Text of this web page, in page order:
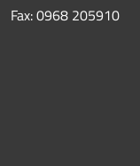
Fax: 0968 205910